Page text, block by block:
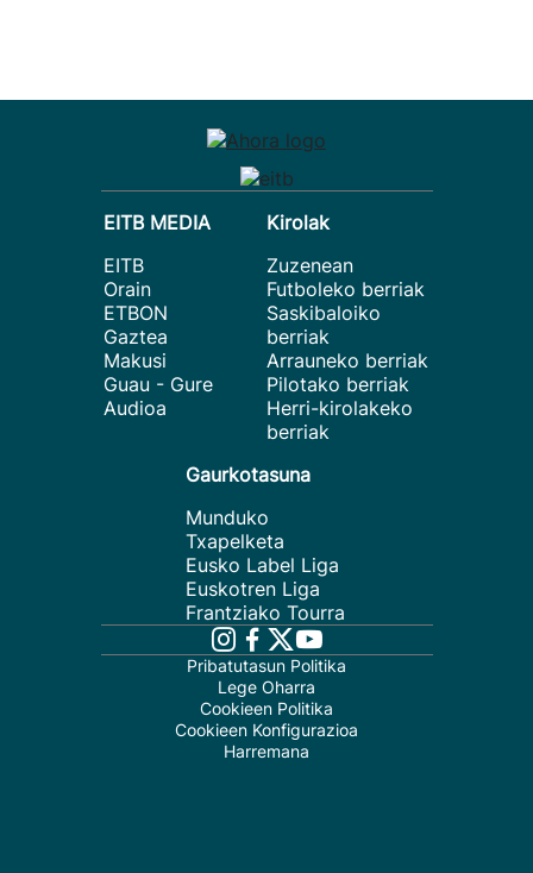
EITB MEDIA
EITB
Orain
ETBON
Gaztea
Makusi
Guau - Gure
Audioa
Kirolak
Zuzenean
Futboleko berriak
Saskibaloiko
berriak
Arrauneko berriak
Pilotako berriak
Herri-kirolakeko
berriak
Gaurkotasuna
Munduko
Txapelketa
Eusko Label Liga
Euskotren Liga
Frantziako Tourra
Pribatutasun Politika
Lege Oharra
Cookieen Politika
Cookieen Konfigurazioa
Harremana